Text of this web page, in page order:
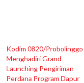
Kodim 0820/Probolinggo
Menghadiri Grand
Launching Pengiriman
Perdana Program Dapur